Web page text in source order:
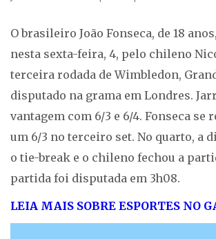
O brasileiro João Fonseca, de 18
nesta sexta-feira, 4, pelo chileno
terceira rodada de Wimbledon,
disputado na grama em Londres.
vantagem com 6/3 e 6/4. Fonseca se
um 6/3 no terceiro set. No quarto, a
o tie-break e o chileno fechou a
partida foi disputada em 3h08.
LEIA MAIS SOBRE ESPORTES NO